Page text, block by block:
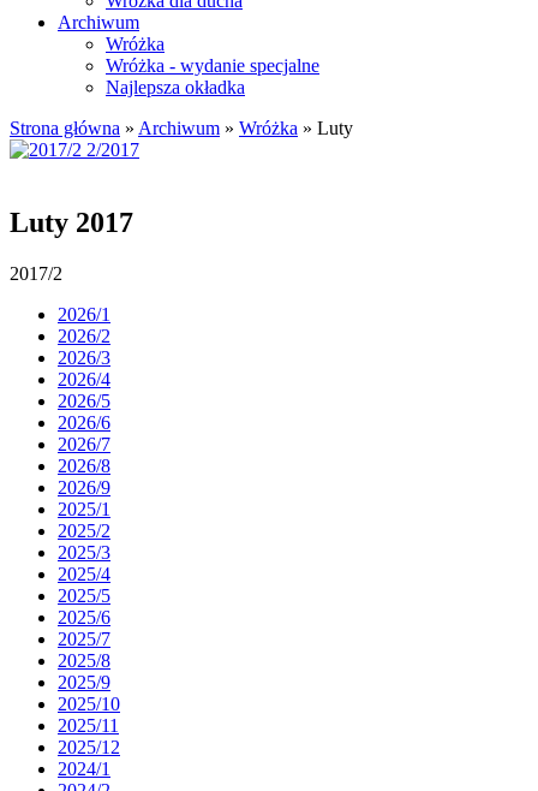
Archiwum
Wróżka
Wróżka - wydanie specjalne
Najlepsza okładka
Strona główna » Archiwum » Wróżka » Luty
Luty 2017
2017/2
2026/1
2026/2
2026/3
2026/4
2026/5
2026/6
2026/7
2026/8
2026/9
2025/1
2025/2
2025/3
2025/4
2025/5
2025/6
2025/7
2025/8
2025/9
2025/10
2025/11
2025/12
2024/1